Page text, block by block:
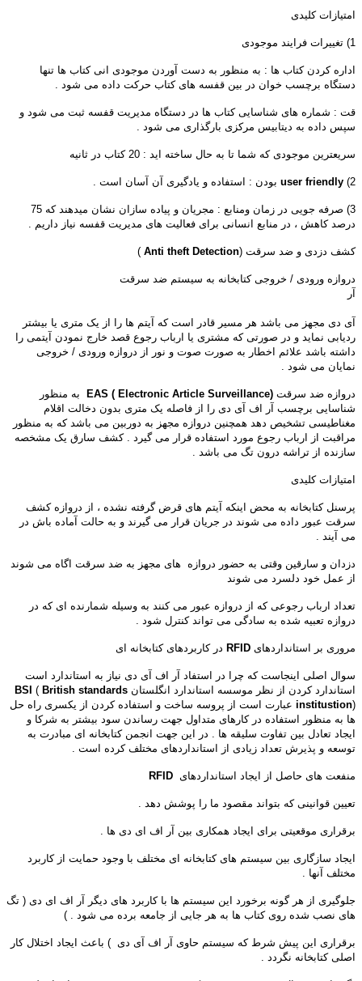
امتیازات کلیدی
1) تغییرات فرایند موجودی
اداره کردن کتاب ها : به منظور به دست آوردن موجودی انی کتاب ها تنها
دستگاه برچسب خوان در بین قفسه های کتاب حرکت داده می شود .
قت : شماره های شناسایی کتاب ها در دستگاه مدیریت قفسه ثبت می شود و
سپس داده به دیتابیس مرکزی بارگذاری می شود .
سریعترین موجودی که شما تا به حال ساخته اید : 20 کتاب در ثانیه
2)
user friendly بودن : استفاده و یادگیری آن آسان است .
3) صرفه جویی در زمان ومنابع : مجریان و پیاده سازان نشان میدهند که 75
درصد کاهش ، در منابع انسانی برای فعالیت های مدیریت قفسه نیاز داریم .
کشف دزدی و ضد سرقت (Anti theft Detection
)
دروازه ورودی / خروجی کتابخانه به سیستم ضد سرقت
آی دی مجهز می باشد هر مسیر قادر است که آیتم ها را از یک متری یا بیشتر
ردیابی نماید و در صورتی که مشتری یا ارباب رجوع قصد خارج نمودن آیتمی را
داشته باشد علائم اخطار به صورت صوت و نور از دروازه ورودی / خروجی
نمایان می شود .
دروازه ضد سرقت EAS ( Electronic Article Surveillance)
به منظور
شناسایی برچسب آر اف آی دی را از فاصله یک متری بدون دخالت اقلام
مغناطیسی تشخیص دهد همچنین دروازه مجهز به دوربین می باشد که به منظور
مراقبت از ارباب رجوع مورد استفاده قرار می گیرد . کشف سارق یک مشخصه
سازنده از تراشه درون تگ می باشد .
امتیازات کلیدی
پرسنل کتابخانه به محض اینکه آیتم های قرض گرفته نشده ، از دروازه کشف
سرقت عبور داده می شوند در جریان قرار می گیرند و به حالت آماده باش در
می آیند .
دزدان و سارقین وقتی به حضور دروازه های مجهز به ضد سرقت اگاه می شوند
از عمل خود دلسرد می شوند
تعداد ارباب رجوعی که از دروازه عبور می کنند به وسیله شمارنده ای که در
دروازه تعبیه شده به سادگی می تواند کنترل شود .
مروری بر استانداردهای RFID در کاربردهای کتابخانه ای
سوال اصلی اینجاست که چرا در استفاد آر اف آی دی نیاز به استاندارد است
استاندارد کردن از نظر موسسه استاندارد انگلستان
BSI ( British standards
institustion ) عبارت است از پروسه ساخت و استفاده کردن از یکسری راه حل
ها به منظور استفاده در کارهای متداول جهت رساندن سود بیشتر به شرکا و
ایجاد تعادل بین تفاوت سلیقه ها . در این جهت انجمن کتابخانه ای مبادرت به
توسعه و پذیرش تعداد زیادی از استانداردهای مختلف کرده است .
منفعت های حاصل از ایجاد استانداردهای RFID
تعیین قوانینی که بتواند مقصود ما را پوشش دهد .
برقراری موقعیتی برای ایجاد همکاری بین آر اف ای دی ها .
ایجاد سازگاری بین سیستم های کتابخانه ای مختلف با وجود حمایت از کاربرد
مختلف آنها .
جلوگیری از هر گونه برخورد این سیستم ها با کاربرد های دیگر آر اف ای دی ( تگ
های نصب شده روی کتاب ها به هر جایی از جامعه برده می شود . )
برقراری این پیش شرط که سیستم حاوی آر اف آی دی ) باعث ایجاد اختلال کار
اصلی کتابخانه نگردد .